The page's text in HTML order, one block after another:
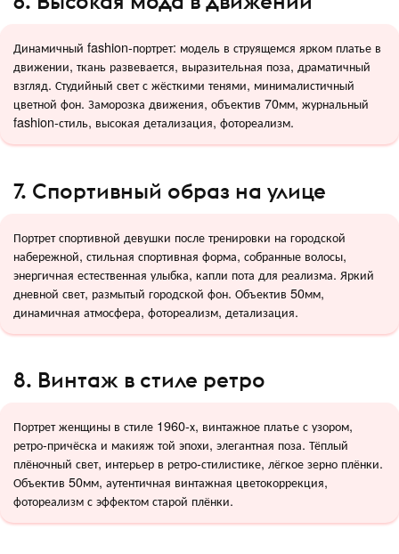
Динамичный fashion-портрет: модель в струящемся ярком платье в
движении, ткань развевается, выразительная поза, драматичный
взгляд. Студийный свет с жёсткими тенями, минималистичный
цветной фон. Заморозка движения, объектив 70мм, журнальный
fashion-стиль, высокая детализация, фотореализм.
7. Спортивный образ на улице
Портрет спортивной девушки после тренировки на городской
набережной, стильная спортивная форма, собранные волосы,
энергичная естественная улыбка, капли пота для реализма. Яркий
дневной свет, размытый городской фон. Объектив 50мм,
динамичная атмосфера, фотореализм, детализация.
8. Винтаж в стиле ретро
Портрет женщины в стиле 1960-х, винтажное платье с узором,
ретро-причёска и макияж той эпохи, элегантная поза. Тёплый
плёночный свет, интерьер в ретро-стилистике, лёгкое зерно плёнки.
Объектив 50мм, аутентичная винтажная цветокоррекция,
фотореализм с эффектом старой плёнки.